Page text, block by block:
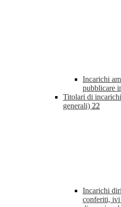
Incarichi
pubblicare
Titolari di
generali) 22
Incarichi
conferiti,